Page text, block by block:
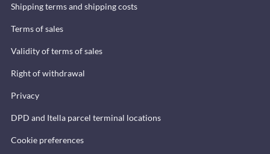
Shipping terms and shipping costs
Terms of sales
Validity of terms of sales
Right of withdrawal
Privacy
DPD and Itella parcel terminal locations
Cookie preferences